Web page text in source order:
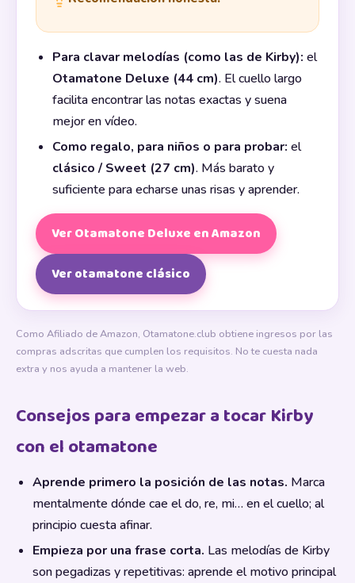
Para clavar melodías (como las de Kirby): el
Otamatone Deluxe (44 cm). El cuello largo
facilita encontrar las notas exactas y suena
mejor en vídeo.
Como regalo, para niños o para probar: el
clásico / Sweet (27 cm). Más barato y
suficiente para echarse unas risas y aprender.
Ver Otamatone Deluxe en Amazon
Ver otamatone clásico
Como Afiliado de Amazon, Otamatone.club obtiene ingresos por las
compras adscritas que cumplen los requisitos. No te cuesta nada
extra y nos ayuda a mantener la web.
Consejos para empezar a tocar Kirby
con el otamatone
Aprende primero la posición de las notas. Marca
mentalmente dónde cae el do, re, mi… en el cuello; al
principio cuesta afinar.
Empieza por una frase corta. Las melodías de Kirby
son pegadizas y repetitivas: aprende el motivo principal